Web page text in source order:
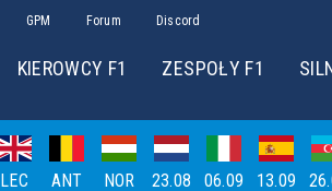
GPM Forum Discord
KIEROWCY F1 ZESPOŁY F1
LEC ANT NOR 23.08 06.09 13.09